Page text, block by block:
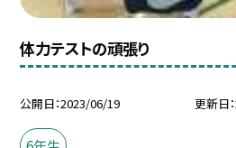
体力テストの頑張り
公開日 2023/06/19 更新日